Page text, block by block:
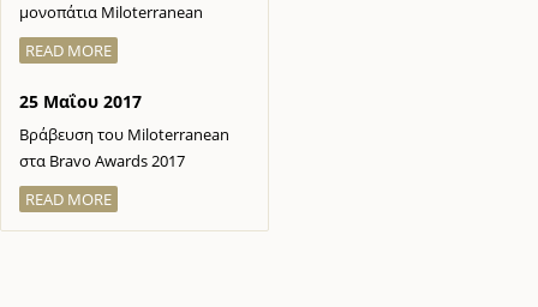
μονοπάτια Miloterranean
READ MORE
25 Μαΐου 2017
Βράβευση του Miloterranean
στα Bravo Awards 2017
READ MORE